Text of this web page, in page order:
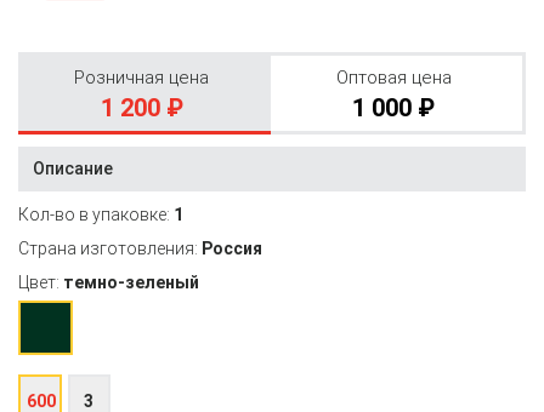
Розничная цена
1 200 ₽
Оптовая цена
1 000 ₽
Описание
Кол-во в упаковке: 1
Страна изготовления: Россия
Цвет: темно-зеленый
600
3